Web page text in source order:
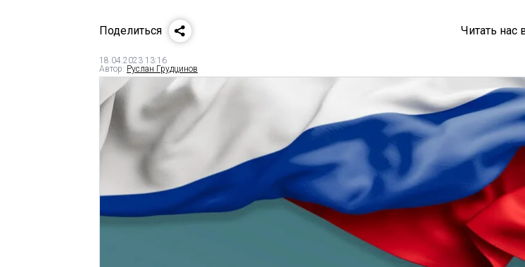
Поделиться Читать нас
18.04.2023 13:16
Автор: Руслан Грудцинов